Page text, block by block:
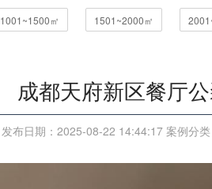
1001~1500㎡ 1501~2000㎡
成都天府新区餐厅
发布日期：2025-08-22 14:44:17 案例分类